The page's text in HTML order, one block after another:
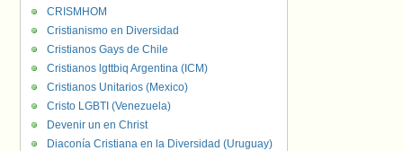
CRISMHOM
Cristianismo en Diversidad
Cristianos Gays de Chile
Cristianos lgttbiq Argentina (ICM)
Cristianos Unitarios (Mexico)
Cristo LGBTI (Venezuela)
Devenir un en Christ
Diaconía Cristiana en la Diversidad (Uruguay)